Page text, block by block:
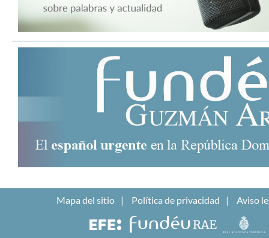
Mapa del sitio Política de privacidad Aviso